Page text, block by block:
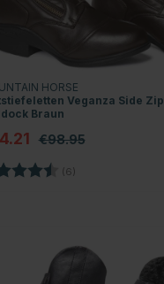
HORSE
Veganza Side Zip
Braun
€98.95
(6)